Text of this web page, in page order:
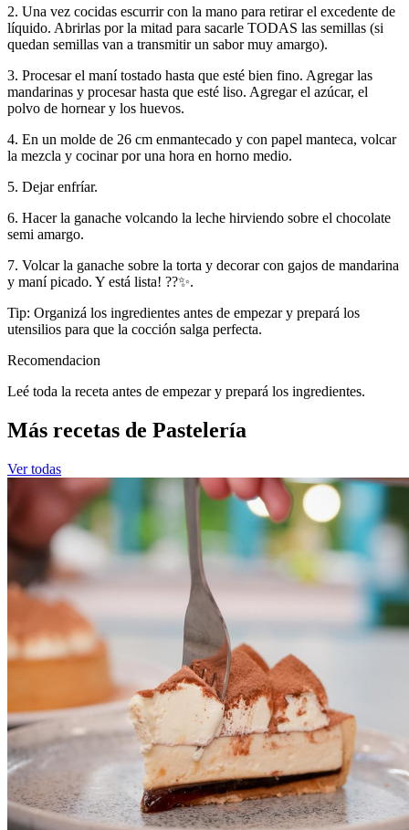
2. Una vez cocidas escurrir con la mano para retirar el excedente de
líquido. Abrirlas por la mitad para sacarle TODAS las semillas (si
quedan semillas van a transmitir un sabor muy amargo).
3. Procesar el maní tostado hasta que esté bien fino. Agregar las
mandarinas y procesar hasta que esté liso. Agregar el azúcar, el
polvo de hornear y los huevos.
4. En un molde de 26 cm enmantecado y con papel manteca, volcar
la mezcla y cocinar por una hora en horno medio.
5. Dejar enfríar.
6. Hacer la ganache volcando la leche hirviendo sobre el chocolate
semi amargo.
7. Volcar la ganache sobre la torta y decorar con gajos de mandarina
y maní picado. Y está lista! ??✨.
Tip: Organizá los ingredientes antes de empezar y prepará los
utensilios para que la cocción salga perfecta.
Recomendacion
Leé toda la receta antes de empezar y prepará los ingredientes.
Más recetas de Pastelería
Ver todas